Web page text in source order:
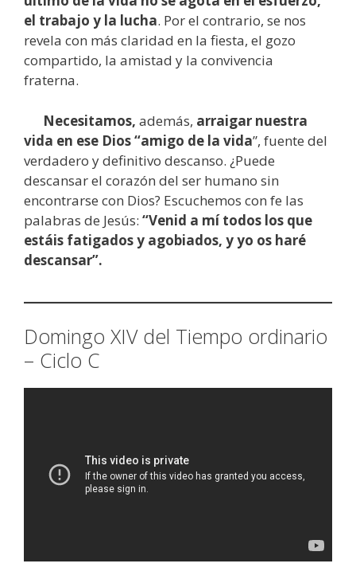
el trabajo y la lucha. Por el contrario, se nos
revela con más claridad en la fiesta, el gozo
compartido, la amistad y la convivencia
fraterna.
Necesitamos, además, arraigar nuestra
vida en ese Dios “amigo de la vida”, fuente del
verdadero y definitivo descanso. ¿Puede
descansar el corazón del ser humano sin
encontrarse con Dios? Escuchemos con fe las
palabras de Jesús: “Venid a mí todos los que
estáis fatigados y agobiados, y yo os haré
descansar”.
Domingo XIV del Tiempo ordinario
– Ciclo C